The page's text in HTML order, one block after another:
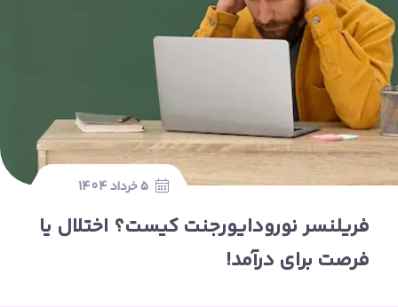
5 خرداد 1404
فریلنسر نورودایورجنت کیست؟ اختلال یا
فرصت برای درآمد!